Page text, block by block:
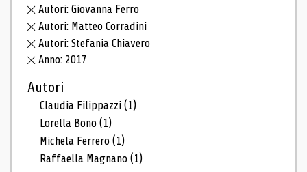
Autori: Giovanna Ferro
Autori: Matteo Corradini
Autori: Stefania Chiavero
Anno: 2017
Autori
Claudia Filippazzi(1)
Lorella Bono(1)
Michela Ferrero(1)
Raffaella Magnano(1)